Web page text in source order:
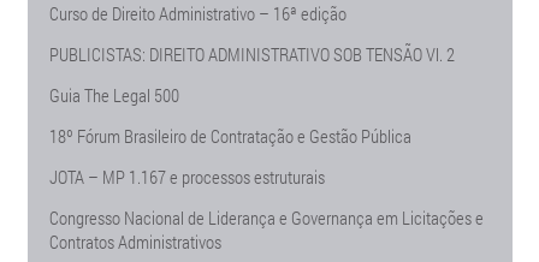
Curso de Direito Administrativo – 16ª edição
PUBLICISTAS: DIREITO ADMINISTRATIVO SOB TENSÃO Vl. 2
Guia The Legal 500
18º Fórum Brasileiro de Contratação e Gestão Pública
JOTA – MP 1.167 e processos estruturais
Congresso Nacional de Liderança e Governança em Licitações e
Contratos Administrativos